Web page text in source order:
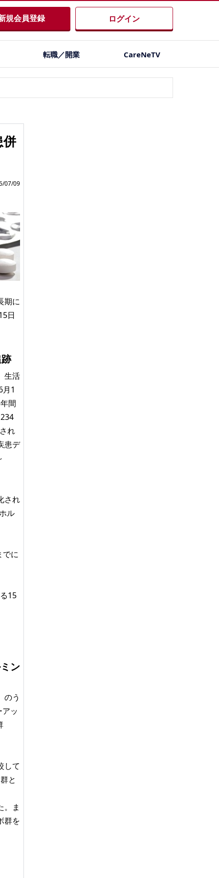
規会員登録 ログイン
転職／開業 CareNeTV
07/09
期に
日
生活
1
間
れ
患デ
され
ル
に
15
ン
のう
ッ
して
と
。ま
群を